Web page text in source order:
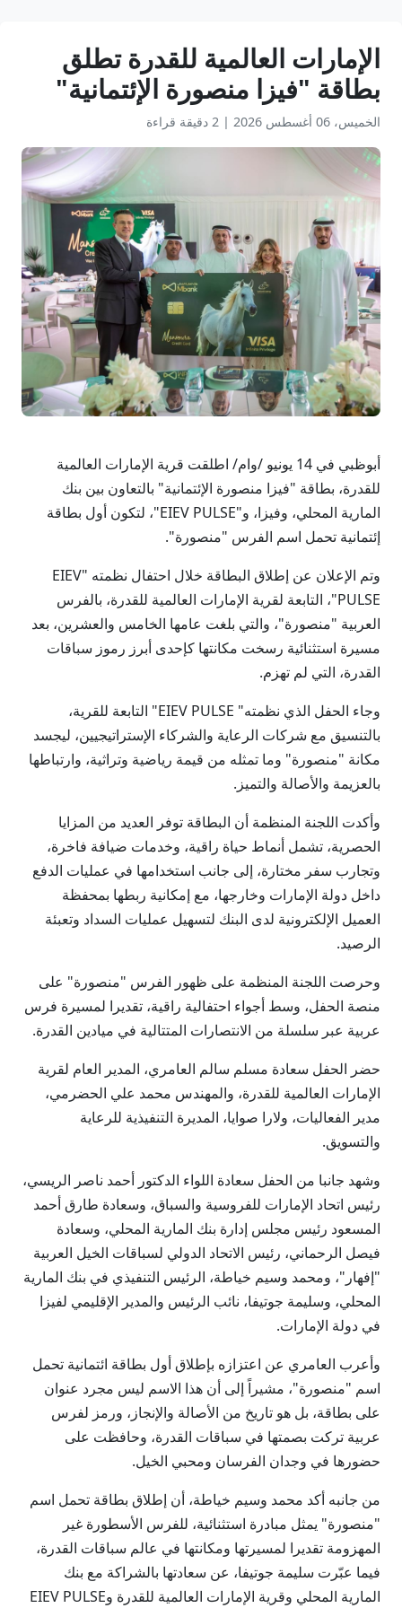
الإمارات العالمية للقدرة تطلق
بطاقة "فيزا منصورة الإئتمانية"
الخميس، 06 أغسطس 2026 | 2 دقيقة قراءة
أبوظبي في 14 يونيو /وام/ اطلقت قرية الإمارات العالمية
للقدرة، بطاقة "فيزا منصورة الإئتمانية" بالتعاون بين بنك
المارية المحلي، وفيزا، و"EIEV PULSE"، لتكون أول بطاقة
إئتمانية تحمل اسم الفرس "منصورة".
وتم الإعلان عن إطلاق البطاقة خلال احتفال نظمته "EIEV
PULSE"، التابعة لقرية الإمارات العالمية للقدرة، بالفرس
العربية "منصورة"، والتي بلغت عامها الخامس والعشرين، بعد
مسيرة استثنائية رسخت مكانتها كإحدى أبرز رموز سباقات
القدرة، التي لم تهزم.
وجاء الحفل الذي نظمته" EIEV PULSE" التابعة للقرية،
بالتنسيق مع شركات الرعاية والشركاء الإستراتيجيين، ليجسد
مكانة "منصورة" وما تمثله من قيمة رياضية وتراثية، وارتباطها
بالعزيمة والأصالة والتميز.
وأكدت اللجنة المنظمة أن البطاقة توفر العديد من المزايا
الحصرية، تشمل أنماط حياة راقية، وخدمات ضيافة فاخرة،
وتجارب سفر مختارة، إلى جانب استخدامها في عمليات الدفع
داخل دولة الإمارات وخارجها، مع إمكانية ربطها بمحفظة
العميل الإلكترونية لدى البنك لتسهيل عمليات السداد وتعبئة
الرصيد.
وحرصت اللجنة المنظمة على ظهور الفرس "منصورة" على
منصة الحفل، وسط أجواء احتفالية راقية، تقديرا لمسيرة فرس
عربية عبر سلسلة من الانتصارات المتتالية في ميادين القدرة.
حضر الحفل سعادة مسلم سالم العامري، المدير العام لقرية
الإمارات العالمية للقدرة، والمهندس محمد علي الحضرمي،
مدير الفعاليات، ولارا صوايا، المديرة التنفيذية للرعاية
والتسويق.
وشهد جانبا من الحفل سعادة اللواء الدكتور أحمد ناصر الريسي،
رئيس اتحاد الإمارات للفروسية والسباق، وسعادة طارق أحمد
المسعود رئيس مجلس إدارة بنك المارية المحلي، وسعادة
فيصل الرحماني، رئيس الاتحاد الدولي لسباقات الخيل العربية
"إفهار"، ومحمد وسيم خياطة، الرئيس التنفيذي في بنك المارية
المحلي، وسليمة جوتيفا، نائب الرئيس والمدير الإقليمي لفيزا
في دولة الإمارات.
وأعرب العامري عن اعتزازه بإطلاق أول بطاقة ائتمانية تحمل
اسم "منصورة"، مشيراً إلى أن هذا الاسم ليس مجرد عنوان
على بطاقة، بل هو تاريخ من الأصالة والإنجاز، ورمز لفرس
عربية تركت بصمتها في سباقات القدرة، وحافظت على
حضورها في وجدان الفرسان ومحبي الخيل.
من جانبه أكد محمد وسيم خياطة، أن إطلاق بطاقة تحمل اسم
"منصورة" يمثل مبادرة استثنائية، للفرس الأسطورة غير
المهزومة تقديرا لمسيرتها ومكانتها في عالم سباقات القدرة،
فيما عبّرت سليمة جوتيفا، عن سعادتها بالشراكة مع بنك
المارية المحلي وقرية الإمارات العالمية للقدرة وEIEV PULSE